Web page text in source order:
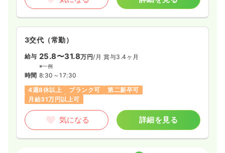
3交代（常勤）
給与 25.8〜31.8万円/月 賞与3.4ヶ月
※一例
時間 8:30～17:30
4週8休以上
ブランク可
第二新卒可
月給31万円以上可
気になる 詳細を見る